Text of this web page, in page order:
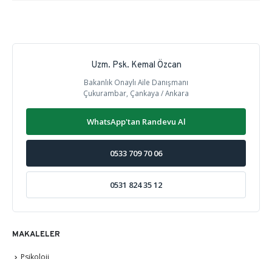
Uzm. Psk. Kemal Özcan
Bakanlık Onaylı Aile Danışmanı
Çukurambar, Çankaya / Ankara
WhatsApp'tan Randevu Al
0533 709 70 06
0531 824 35 12
MAKALELER